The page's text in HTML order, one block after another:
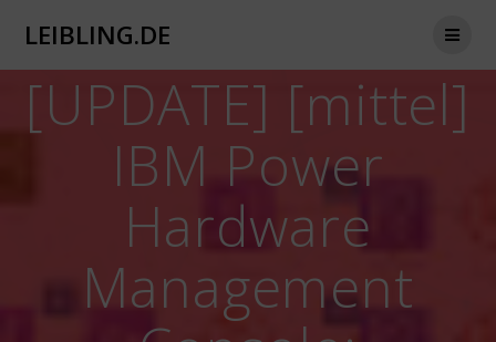
LEIBLING.DE
[UPDATE] [mittel]
IBM Power
Hardware
Management